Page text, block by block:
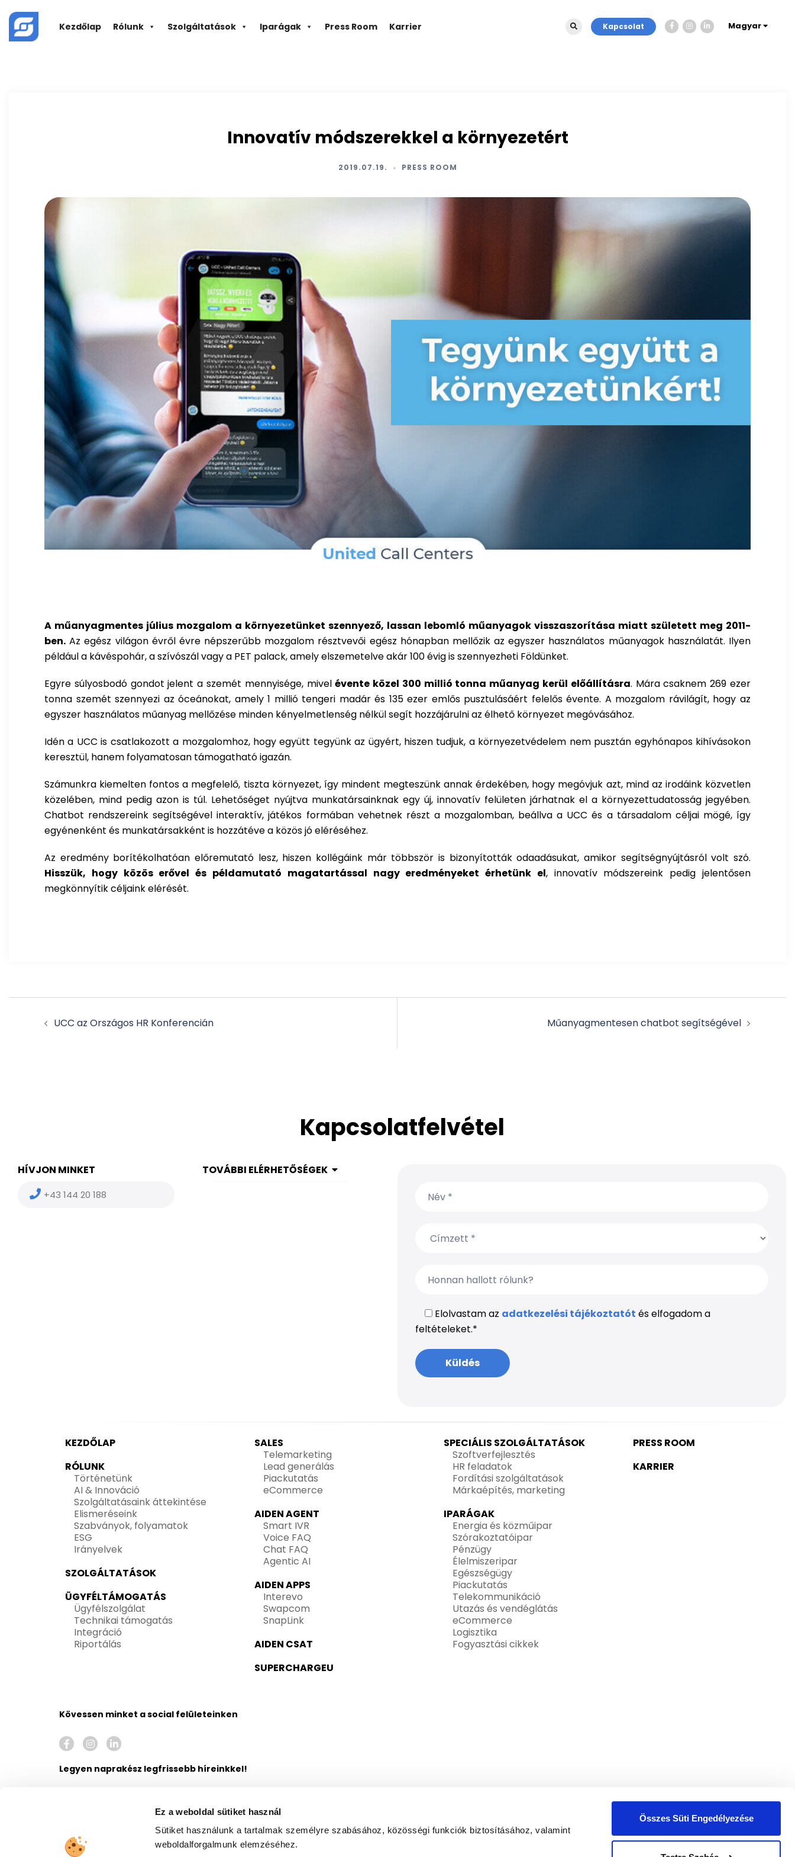
Ez a weboldal sütiket használ
Sütiket használunk a tartalmak személyre szabásához, közösségi funkciók biztosításához, valamint
weboldalforgalmunk elemzéséhez.
Összes Süti Engedélyezése
to
content
Kezdőlap Rólunk Szolgáltatások Iparágak Press Room Karrier Kapcsolat Magyar
Innovatív módszerekkel a környezetért
2019.07.19. PRESS ROOM
A műanyagmentes július mozgalom a környezetünket szennyező, lassan lebomló műanyagok visszaszorítása miatt született meg 2011-
ben. Az egész világon évről évre népszerűbb mozgalom résztvevői egész hónapban mellőzik az egyszer használatos műanyagok használatát. Ilyen
például a kávéspohár, a szívószál vagy a PET palack, amely elszemetelve akár 100 évig is szennyezheti Földünket.
Egyre súlyosbodó gondot jelent a szemét mennyisége, mivelévente közel 300 millió tonna műanyag kerül előállításra. Mára csaknem 269 ezer
tonna szemét szennyezi az óceánokat, amely 1 millió tengeri madár és 135 ezer emlős pusztulásáért felelős évente. A mozgalom rávilágít, hogy az
egyszer használatos műanyag mellőzése minden kényelmetlenség nélkül segít hozzájárulni az élhető környezet megóvásához.
Idén a UCC is csatlakozott a mozgalomhoz, hogy együtt tegyünk az ügyért, hiszen tudjuk, a környezetvédelem nem pusztán egyhónapos kihívásokon
keresztül, hanem folyamatosan támogatható igazán.
Számunkra kiemelten fontos a megfelelő, tiszta környezet, így mindent megteszünk annak érdekében, hogy megóvjuk azt, mind az irodáink közvetlen
közelében, mind pedig azon is túl. Lehetőséget nyújtva munkatársainknak egy új, innovatív felületen járhatnak el a környezettudatosság jegyében.
Chatbot rendszereink segítségével interaktív, játékos formában vehetnek részt a mozgalomban, beállva a UCC és a társadalom céljai mögé, így
egyénenként és munkatársakként is hozzátéve a közös jó eléréséhez.
Az eredmény borítékolhatóan előremutató lesz, hiszen kollégáink már többször is bizonyították odaadásukat, amikor segítségnyújtásról volt szó.
Hisszük, hogy közös erővel és példamutató magatartással nagy eredményeket érhetünk el, innovatív módszereink pedig jelentősen
megkönnyítik céljaink elérését.
navigation
UCC az Országos HR Konferencián Műanyagmentesen chatbot segítségével
Kapcsolatfelvétel
HÍVJON MINKET
+43 144 20 188
TOVÁBBI ELÉRHETŐSÉGEK
Elolvastam az adatkezelési tájékoztatót és elfogadom a
feltételeket.*
KEZDŐLAP
RÓLUNK
Történetünk
AI & Innováció
Szolgáltatásaink áttekintése
Elismeréseink
Szabványok, folyamatok
ESG
Irányelvek
SZOLGÁLTATÁSOK
ÜGYFÉLTÁMOGATÁS
Ügyfélszolgálat
Technikai támogatás
Integráció
Riportálás
SALES
Telemarketing
Lead generálás
Piackutatás
eCommerce
AIDEN AGENT
Smart IVR
Voice FAQ
Chat FAQ
Agentic AI
AIDEN APPS
Interevo
Swapcom
SnapLink
AIDEN CSAT
SUPERCHARGEU
SPECIÁLIS SZOLGÁLTATÁSOK
Szoftverfejlesztés
HR feladatok
Fordítási szolgáltatások
Márkaépítés, marketing
IPARÁGAK
Energia és közműipar
Szórakoztatóipar
Pénzügy
Élelmiszeripar
Egészségügy
Piackutatás
Telekommunikáció
Utazás és vendéglátás
eCommerce
Logisztika
Fogyasztási cikkek
PRESS ROOM
KARRIER
Kövessen minket a social felületeinken
Legyen naprakész legfrissebb híreinkkel!
Hozzájárulok ahhoz, hogy a United Call Centers az általam megadott e-mail címre hírlevelet küldjön azadatkezelési tájékoztatóbanfoglaltak szerint.